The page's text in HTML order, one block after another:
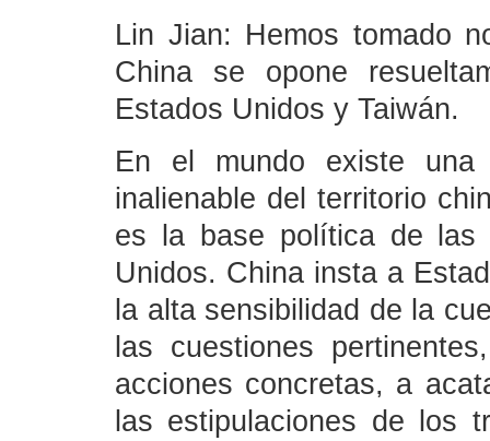
Lin Jian: Hemos tomado
China se opone
Estados Unidos y Taiwán.
En el mundo existe una
inalienable del territorio
es la base política de las
Unidos. China insta a
la alta sensibilidad de la
las cuestiones
acciones concretas, a
las estipulaciones de los